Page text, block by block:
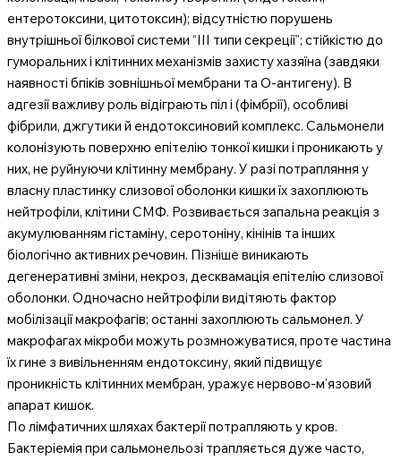
ентеротоксини, цитотоксин); відсутністю порушень
внутрішньої білкової системи “III типи секреції”; стійкістю до
гуморальних і клітинних механізмів захисту хазяїна (завдяки
наявності бпіків зовнішньої мембрани та О-антигену). В
адгезії важливу роль відіграють піл і (фімбрії), особливі
фібрили, джгутики й ендотоксиновий комплекс. Сальмонели
колонізують поверхню епітелію тонкої кишки і проникають у
них, не руйнуючи клітинну мембрану. У разі потрапляння у
власну пластинку слизової оболонки кишки їх захоплюють
нейтрофіли, клітини СМФ. Розвивається запальна реакція з
акумулюванням гістаміну, серотоніну, кінінів та інших
біологічно активних речовин. Пізніше виникають
дегенеративні зміни, некроз, десквамація епітелію слизової
оболонки. Одночасно нейтрофіли видітяють фактор
мобілізації макрофагів; останні захоплюють сальмонел. У
макрофагах мікроби можуть розмножуватися, проте частина
їх гине з вивільненням ендотоксину, який підвищує
проникність клітинних мембран, уражує нервово-м’язовий
апарат кишок.
По лімфатичних шляхах бактерії потрапляють у кров.
Бактеріемія при сальмонельозі трапляється дуже часто,